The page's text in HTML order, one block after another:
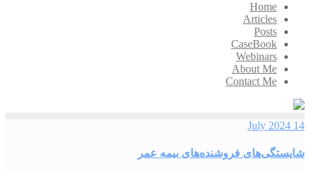
Home
Articles
Posts
CaseBook
Webinars
About Me
Contact Me
14 July 2024
شایستگی‌های فروشنده‌های بیمه عمر